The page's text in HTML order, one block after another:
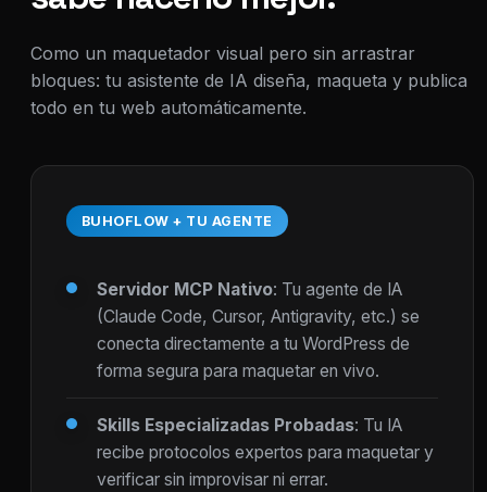
Como un maquetador visual pero sin arrastrar
bloques: tu asistente de IA diseña, maqueta y publica
todo en tu web automáticamente.
BUHOFLOW + TU AGENTE
Servidor MCP Nativo: Tu agente de IA
(Claude Code, Cursor, Antigravity, etc.) se
conecta directamente a tu WordPress de
forma segura para maquetar en vivo.
Skills Especializadas Probadas: Tu IA
recibe protocolos expertos para maquetar y
verificar sin improvisar ni errar.